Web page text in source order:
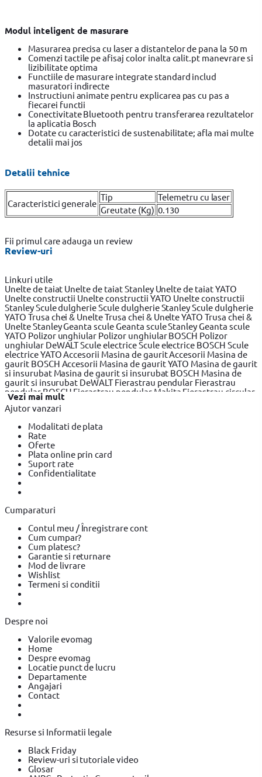
Modul inteligent de masurare
Masurarea precisa cu laser a distantelor de pana la 50 m
Comenzi tactile pe afisaj color inalta calit.pt manevrare si
lizibilitate optima
Functiile de masurare integrate standard includ
masuratori indirecte
Instructiuni animate pentru explicarea pas cu pas a
fiecarei functii
Conectivitate Bluetooth pentru transferarea rezultatelor
la aplicatia Bosch
Dotate cu caracteristici de sustenabilitate; afla mai multe
detalii mai jos
Detalii tehnice
Caracteristici generale
Tip
Telemetru cu laser
Greutate (Kg) 0.130
Fii primul care adauga un review
Review-uri
Linkuri utile
Unelte de taiat Unelte de taiat Stanley Unelte de taiat YATO
Unelte constructii Unelte constructii YATO Unelte constructii
StanleyScule dulgherieScule dulgherie StanleyScule dulgherie
YATO Trusa chei & UnelteTrusa chei & Unelte YATOTrusa chei &
Unelte StanleyGeanta sculeGeanta scule StanleyGeanta scule
YATO Polizor unghiular Polizor unghiular BOSCH Polizor
unghiular DeWALTScule electriceScule electrice BOSCH Scule
electrice YATOAccesorii Masina de gauritAccesorii Masina de
gaurit BOSCH Accesorii Masina de gaurit YATO Masina de gaurit
si insurubat Masina de gaurit si insurubat BOSCH Masina de
gaurit si insurubat DeWALTFierastrau pendular Fierastrau
pendular BOSCH Fierastrau pendular Makita Fierastrau circular
Fierastrau circular BOSCH
Fierastrau sabie
electric YATOMasini de frezat
de frezat YATO
electrica Makita
Suflanta aer cald BOSCHPlaci compactoare & Ciocan demolator
Placi compactoare & Ciocan demolator BOSCH
compactoare & Ciocan demolator Makita
electrice
electrice YATO
Echipamente de protectie
Echipamente de protectie Makita
Cynel Surubelnita electricaSurubelnita electrica BOSCH
Surubelnita electrica Heinner
Vezi mai mult
Ajutor vanzari
Modalitati de plata
Rate
Oferte
Plata online prin card
Suport rate
Confidentialitate
Cumparaturi
Contul meu / Înregistrare cont
Cum cumpar?
Cum platesc?
Garantie si returnare
Mod de livrare
Wishlist
Termeni si conditii
Despre noi
Valorile evomag
Home
Despre evomag
Locatie punct de lucru
Departamente
Angajari
Contact
Resurse si Informatii legale
Black Friday
Review-uri si tutoriale video
Glosar